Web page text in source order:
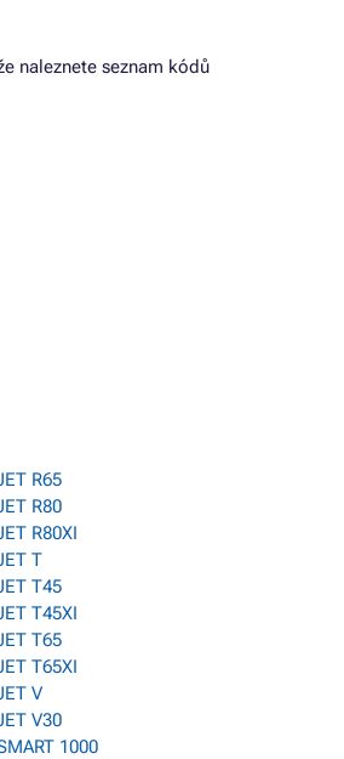
naleznete seznam kódů
R65
R80
R80XI
T
T45
T45XI
T65
T65XI
V
V30
1000